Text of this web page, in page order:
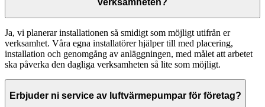
Ja, vi planerar installationen så smidigt som möjligt utifrån er
verksamhet. Våra egna installatörer hjälper till med placering,
installation och genomgång av anläggningen, med målet att arbetet
ska påverka den dagliga verksamheten så lite som möjligt.
Erbjuder ni service av luftvärmepumpar för företag?